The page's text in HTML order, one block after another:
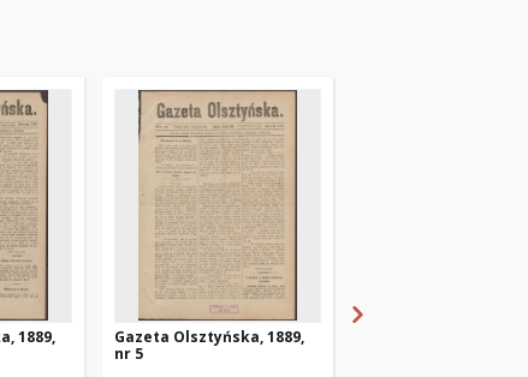
1889,
Gazeta Olsztyńska, 1889,
nr 5